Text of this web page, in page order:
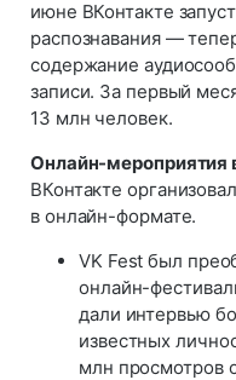
июне ВКонтакте
распознавания —
содержание
записи. За первый
13 млн человек.
Онлайн-мероприятия
ВКонтакте
в онлайн-формате.
VK Fest был
онлайн-
дали интервью
известных
млн просмотров